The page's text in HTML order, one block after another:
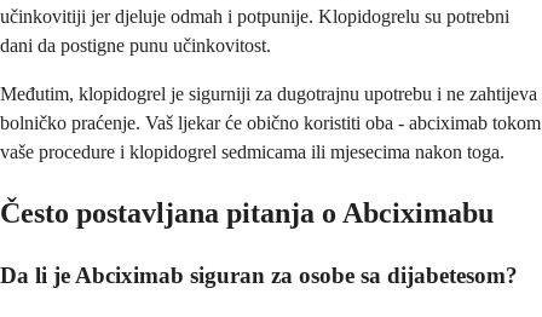
učinkovitiji jer djeluje odmah i potpunije. Klopidogrelu su potrebni
dani da postigne punu učinkovitost.
Međutim, klopidogrel je sigurniji za dugotrajnu upotrebu i ne zahtijeva
bolničko praćenje. Vaš ljekar će obično koristiti oba - abciximab tokom
vaše procedure i klopidogrel sedmicama ili mjesecima nakon toga.
Često postavljana pitanja o Abciximabu
Da li je Abciximab siguran za osobe sa dijabetesom?